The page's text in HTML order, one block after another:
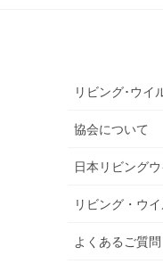
リビング･ウイ
協会について
日本リビング
リビング・ウ
よくあるご質問